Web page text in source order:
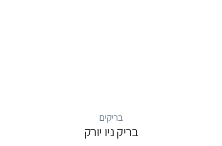
בריקים
בריק ניו יורק